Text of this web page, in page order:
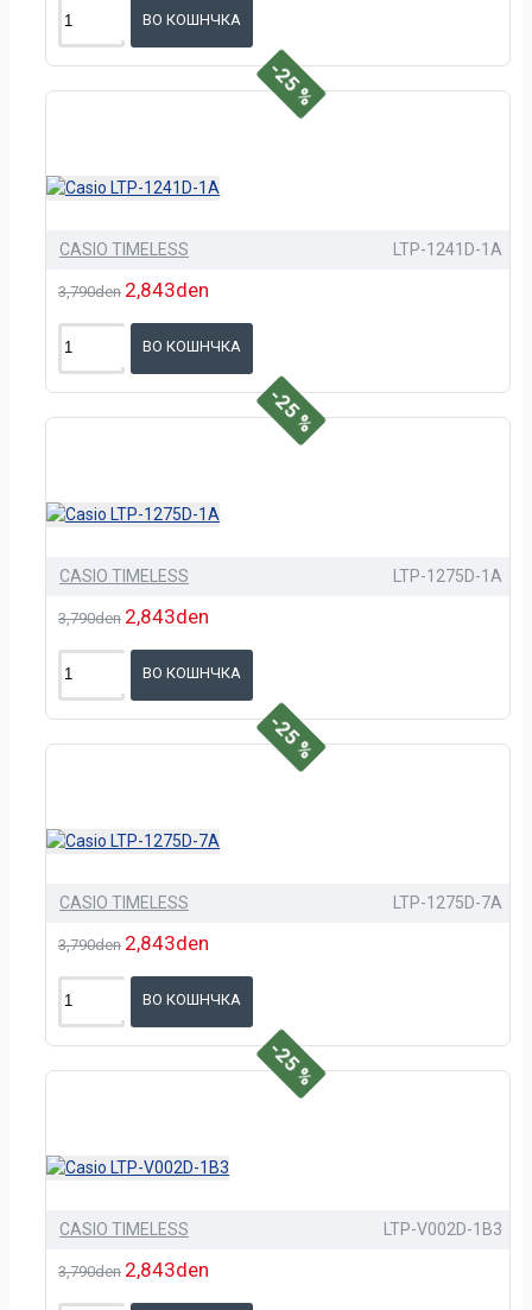
ВО КОШНЧКА
-25 %
CASIO TIMELESS LTP-1241D-1A
3,790den 2,843den
ВО КОШНЧКА
-25 %
CASIO TIMELESS LTP-1275D-1A
3,790den 2,843den
ВО КОШНЧКА
-25 %
CASIO TIMELESS LTP-1275D-7A
3,790den 2,843den
ВО КОШНЧКА
-25 %
CASIO TIMELESS LTP-V002D-1B3
3,790den 2,843den